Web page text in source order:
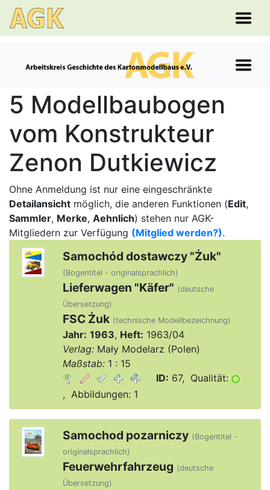
5 Modellbaubogen
vom Konstrukteur
Zenon Dutkiewicz
Ohne Anmeldung ist nur eine eingeschränkte
Detailansicht möglich, die anderen Funktionen (Edit,
Sammler, Merke, Aehnlich) stehen nur AGK-
Mitgliedern zur Verfügung (Mitglied werden?).
Samochód dostawczy "Żuk"
(Bogentitel - originalsprachlich)
Lieferwagen "Käfer" (deutsche
Übersetzung)
FSC Żuk (technische Modellbezeichnung)
Jahr: 1963, Heft: 1963/04
Verlag:Mały Modelarz (Polen)
Maßstab:1 : 15
ID: 67, Qualität:
, Abbildungen: 1
Samochod pozarniczy (Bogentitel -
originalsprachlich)
Feuerwehrfahrzeug (deutsche
Übersetzung)